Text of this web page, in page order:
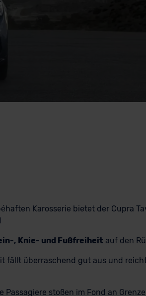
Karosserie bietet der Cupra
, Knie- und Fußfreiheit auf den
fällt überraschend gut aus und
Passagiere stoßen im Fond an